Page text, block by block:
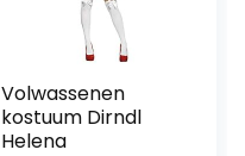
Volwassenen
kostuum Dirndl
Helena